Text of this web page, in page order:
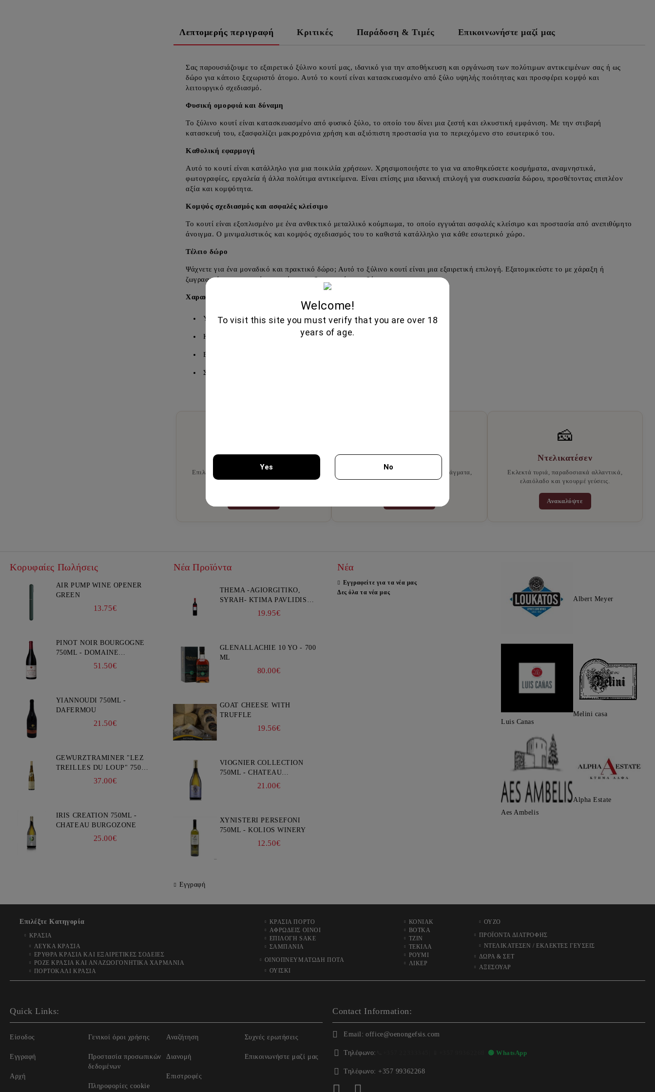
Λεπτομερής περιγραφή Κριτικές Παράδοση & Τιμές Επικοινωνήστε μαζί μας
Σας παρουσιάζουμε το εξαιρετικό ξύλινο κουτί μας, ιδανικό για την αποθήκευση και οργάνωση των πολύτιμων αντικειμένων σας ή ως
δώρο για κάποιο ξεχωριστό άτομο. Αυτό το κουτί είναι κατασκευασμένο από ξύλο υψηλής ποιότητας και προσφέρει κομψό και
λειτουργικό σχεδιασμό.
Φυσική ομορφιά και δύναμη
Το ξύλινο κουτί είναι κατασκευασμένο από φυσικό ξύλο, το οποίο του δίνει μια ζεστή και ελκυστική εμφάνιση. Με την στιβαρή
κατασκευή του, εξασφαλίζει μακροχρόνια χρήση και αξιόπιστη προστασία για το περιεχόμενο στο εσωτερικό του.
Καθολική εφαρμογή
Αυτό το κουτί είναι κατάλληλο για μια ποικιλία χρήσεων. Χρησιμοποιήστε το για να αποθηκεύσετε κοσμήματα, αναμνηστικά,
φωτογραφίες, εργαλεία ή άλλα πολύτιμα αντικείμενα. Είναι επίσης μια ιδανική επιλογή για συσκευασία δώρου, προσθέτοντας επιπλέον
αξία και κομψότητα.
Κομψός σχεδιασμός και ασφαλές κλείσιμο
Το κουτί είναι εξοπλισμένο με ένα ανθεκτικό μεταλλικό κούμπωμα, το οποίο εγγυάται ασφαλές κλείσιμο και προστασία από ανεπιθύμητο
άνοιγμα. Ο μινιμαλιστικός και κομψός σχεδιασμός του το καθιστά κατάλληλο για κάθε εσωτερικό χώρο.
Τέλειο δώρο
Ψάχνετε για ένα μοναδικό και πρακτικό δώρο; Αυτό το ξύλινο κουτί είναι μια εξαιρετική επιλογή. Εξατομικεύστε το με χάραξη ή
ζωγραφική για να το κάνετε ακόμα πιο ξεχωριστό και αξέχαστο.
Χαρακτηριστικά:
Υλικό:Ξύλο υψηλής ποιότητας
Κλείσιμο: Μεταλλικό κούμπωμα για ασφαλές κλείσιμο
Εφαρμογή:
Σχεδιασμός:
Οινοθήκη
Επιλεγμένοι οίνοι από μπουτίκ οινοποιεία,
εξαιρετικές σοδειές και ποικιλίες.
Αλκοολούχα Ποτά
Premium ουίσκι, παλαιωμένα αποστάγματα,
ηδύποτα και εκλεκτά ποτά.
🧀
Ντελικατέσεν
Εκλεκτά τυριά, παραδοσιακά αλλαντικά,
ελαιόλαδο και γκουρμέ γεύσεις.
Ανακαλύψτε
Κορυφαίες Πωλήσεις
AIR PUMP WINE OPENER
GREEN
13.75€
PINOT NOIR BOURGOGNE
750ML - DOMAINE
51.50€
YIANNOUDI 750ML -
DAFERMOU
21.50€
GEWURZTRAMINER "LEZ
TREILLES DU LOUP" 750ML
- WEINBACH37.00€
IRIS CREATION 750ML -
CHATEAU BURGOZONE
25.00€
Νέα Προϊόντα
THEMA -AGIORGITIKO,
SYRAH- KTIMA PAVLIDIS
19.95€
GLENALLACHIE 10 YO - 700
ML
80.00€
GOAT CHEESE WITH
TRUFFLE
19.56€
VIOGNIER COLLECTION
750ML - CHATEAU
BURGOZONE21.00€
XYNISTERI PERSEFONI
750ML - KOLIOS WINERY
12.50€
Εγγραφή
Νέα
Εγγραφείτε για τα νέα μας
Δες όλα τα νέα μας
Albert Meyer
Luis Canas
Melini casa
Aes Ambelis
Alpha Estate
Επιλέξτε Κατηγορία
ΚΡΑΣΙΑ
ΛΕΥΚΑ ΚΡΑΣΙΑ
ΕΡΥΘΡΑ ΚΡΑΣΙΑ ΚΑΙ ΕΞΑΙΡΕΤΙΚΕΣ ΣΟΔΕΙΕΣ
ΡΟΖΕ ΚΡΑΣΙΑ ΚΑΙ ΑΝΑΖΩΟΓΟΝΗΤΙΚΑ ΧΑΡΜΑΝΙΑ
ΠΟΡΤΟΚΑΛΙ ΚΡΑΣΙΑ
ΚΡΑΣΙΑ ΠΟΡΤΟ
ΑΦΡΩΔΕΙΣ ΟΙΝΟΙ
ΕΠΙΛΟΓΗ SAKE
ΣΑΜΠΑΝΙΑ
ΟΙΝΟΠΝΕΥΜΑΤΩΔΗ ΠΟΤΑ
ΟΥΙΣΚΙ
ΚΟΝΙΑΚ
ΒΟΤΚΑ
ΤΖΙΝ
ΤΕΚΙΛΑ
ΡΟΥΜΙ
ΛΙΚΕΡ
ΟΥΖΟ
ΠΡΟΪΟΝΤΑ ΔΙΑΤΡΟΦΗΣ
ΝΤΕΛΙΚΑΤΕΣΕΝ / ΕΚΛΕΚΤΕΣ ΓΕΥΣΕΙΣ
ΔΩΡΑ & ΣΕΤ
ΑΞΕΣΟΥΑΡ
Quick Links:
Είσοδος
Εγγραφή
Αρχή
Γενικοί όροι χρήσης
Προστασία προσωπικών
δεδομένων
Πληροφορίες cookie
Αναζήτηση
Διανομή
Επιστροφές
Συχνές ερωτήσεις
Επικοινωνήστε μαζί μας
Contact Information:
Email: office@oenongefsis.com
Τηλέφωνο: 🟢 WhatsApp
Τηλέφωνο: +357 99362268
Welcome!
To visit this site you must verify that you are over 18
years of age.
Yes No